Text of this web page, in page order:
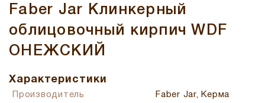
Faber Jar Клинкерный
облицовочный кирпич WDF
ОНЕЖСКИЙ
Характеристики
Производитель Faber Jar, Керма